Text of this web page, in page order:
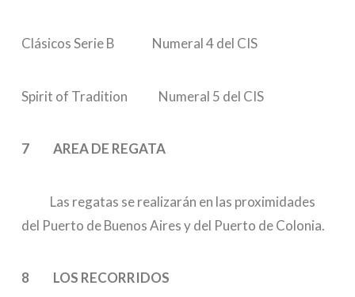
Clásicos Serie B Numeral 4 del CIS
Spirit of Tradition Numeral 5 del CIS
7 AREA DE REGATA
Las regatas se realizarán en las proximidades
del Puerto de Buenos Aires y del Puerto de Colonia.
8 LOS RECORRIDOS